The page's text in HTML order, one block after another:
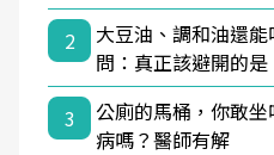
2
大豆油、調和油還
問：真正該避開的是
3
公廁的馬桶，你敢
病嗎？醫師有解